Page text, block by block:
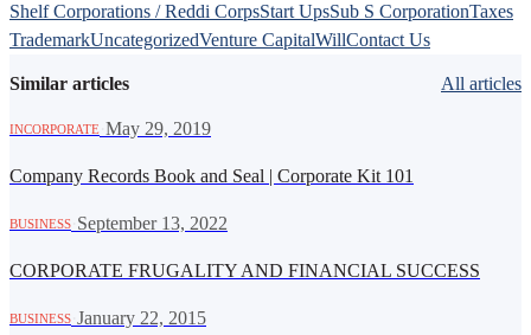
Shelf Corporations / Reddi CorpsStart UpsSub S CorporationTaxes
TrademarkUncategorizedVenture CapitalWillContact Us
Similar articles All articles
INCORPORATE May 29, 2019
Company Records Book and Seal | Corporate Kit 101
BUSINESS September 13, 2022
CORPORATE FRUGALITY AND FINANCIAL SUCCESS
BUSINESS January 22, 2015